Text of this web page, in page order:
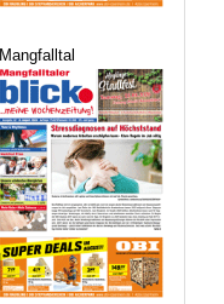
Mangfalltal